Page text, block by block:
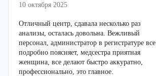
10 октября 2025
Отличный центр, сдавала несколько раз
анализы, осталась довольна. Вежливый
персонал, администратор в регистратуре все
подробно поясняет, медсестра приятная
женщина, все делают быстро аккуратно,
профессионально, это главное.